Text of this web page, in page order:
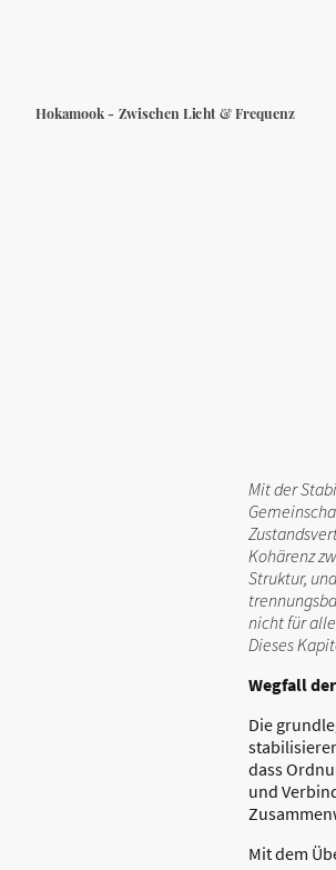
Hokamook - Zwischen Licht & Frequenz
Mit der
Kohärenz
Struktur,
nicht für
Dieses
Wegfall
Die
dass
und
Mit dem